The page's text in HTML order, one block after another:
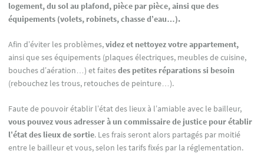
logement, du sol au plafond, pièce par pièce, ainsi que des
équipements (volets, robinets, chasse d’eau…).
Afin d’éviter les problèmes,videz et nettoyez votre appartement,
ainsi que ses équipements (plaques électriques, meubles de cuisine,
bouches d’aération…) et faitesdes petites réparations si besoin
(rebouchez les trous, retouches de peinture…).
Faute de pouvoir établir l’état des lieux à l’amiable avec le bailleur,
vous pouvez vous adresser à un commissaire de justice pour établir
l’état des lieux de sortie. Les frais seront alors partagés par moitié
entre le bailleur et vous, selon les tarifs fixés par la réglementation.